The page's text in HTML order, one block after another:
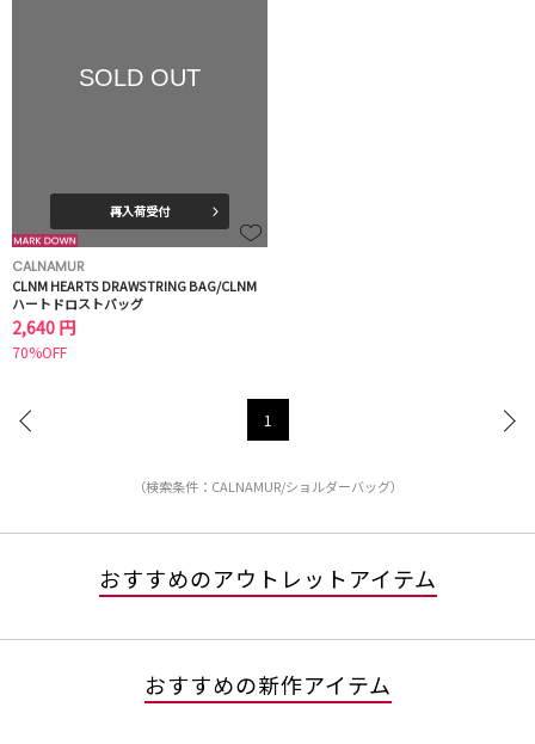
SOLD OUT
再入荷受付
CALNAMUR
CLNM HEARTS DRAWSTRING BAG/CLNM
ハートドロストバッグ
2,640 円
70%OFF
1
（検索条件：CALNAMUR/ショルダーバッグ）
おすすめのアウトレットアイテム
おすすめの新作アイテム